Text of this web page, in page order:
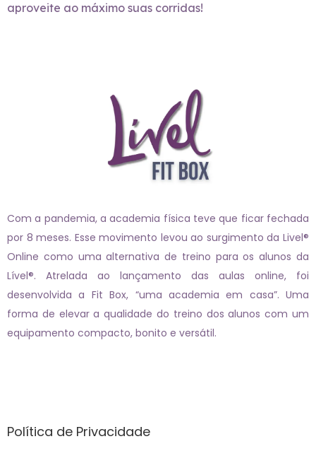
aproveite ao máximo suas corridas!
Com a pandemia, a academia física teve que ficar fechada
por 8 meses. Esse movimento levou ao surgimento da Livel®
Online como uma alternativa de treino para os alunos da
Lível®. Atrelada ao lançamento das aulas online, foi
desenvolvida a Fit Box, “uma academia em casa”. Uma
forma de elevar a qualidade do treino dos alunos com um
equipamento compacto, bonito e versátil.
Política de Privacidade